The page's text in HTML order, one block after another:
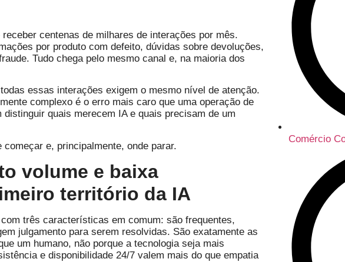
centenas de milhares de interações por mês.
por produto com defeito, dúvidas sobre devoluções,
Tudo chega pelo mesmo canal e, na maioria dos
essas interações exigem o mesmo nível de atenção.
complexo é o erro mais caro que uma operação de
quais merecem IA e quais precisam de um
e, principalmente, onde parar.
volume e baixa
território da IA
três características em comum: são frequentes,
julgamento para serem resolvidas. São exatamente as
um humano, não porque a tecnologia seja mais
e disponibilidade 24/7 valem mais do que empatia
Comércio